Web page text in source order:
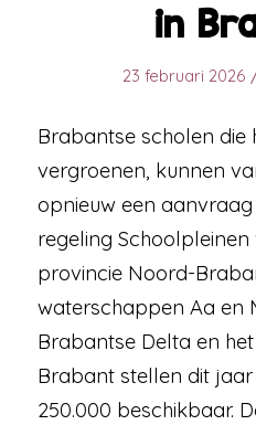
in
23 februari 2026
Brabantse scholen die
vergroenen, kunnen
opnieuw een
regeling
provincie Noord-
waterschappen Aa en
Brabantse Delta en
Brabant stellen dit
250.000 beschikbaar.